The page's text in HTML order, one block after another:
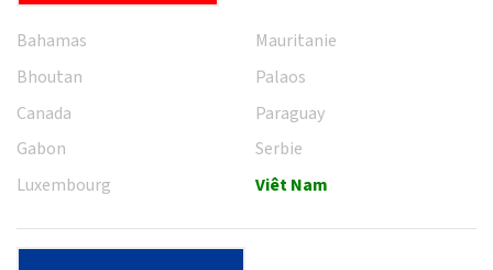
Bahamas
Bhoutan
Canada
Gabon
Luxembourg
Mauritanie
Palaos
Paraguay
Serbie
Viêt Nam